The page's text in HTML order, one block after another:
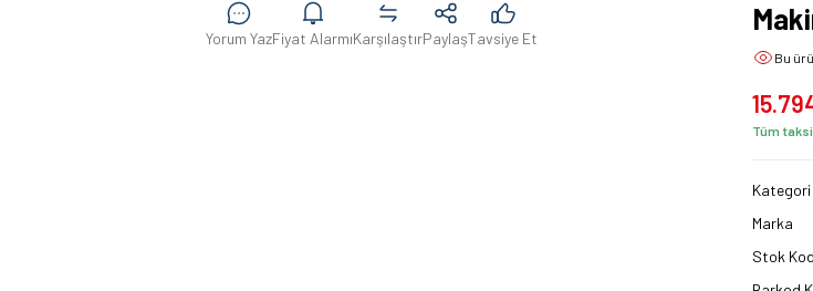
Yorum YazFiyat AlarmıKarşılaştırPaylaşTavsiye Et
Bu
Tüm
Kategori
Marka
Stok